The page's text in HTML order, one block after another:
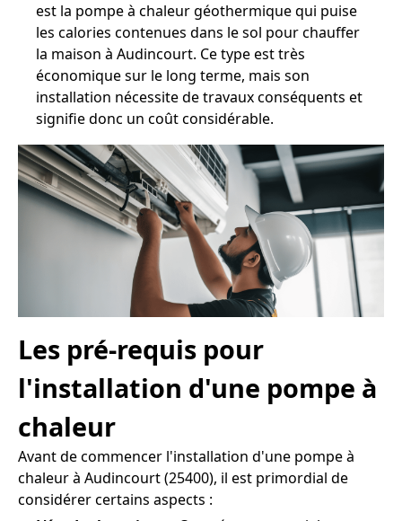
est la pompe à chaleur géothermique qui puise
les calories contenues dans le sol pour chauffer
la maison à Audincourt. Ce type est très
économique sur le long terme, mais son
installation nécessite de travaux conséquents et
signifie donc un coût considérable.
Les pré-requis pour
l'installation d'une pompe à
chaleur
Avant de commencer l'installation d'une pompe à
chaleur à Audincourt (25400), il est primordial de
considérer certains aspects :